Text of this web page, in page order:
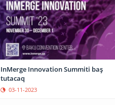
InMerge Innovation Summiti baş
tutacaq
03-11-2023